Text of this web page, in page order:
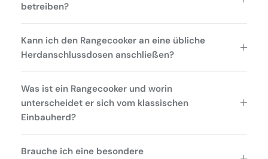
betreiben?
Kann ich den Rangecooker an eine übliche
Herdanschlussdosen anschließen?
Was ist ein Rangecooker und worin
unterscheidet er sich vom klassischen
Einbauherd?
Brauche ich eine besondere